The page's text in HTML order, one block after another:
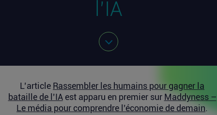
l’IA
L’article Rassembler les humains pour gagner la
bataille de l’IAest apparu en premier sur Maddyness –
Le média pour comprendre l’économie de demain.